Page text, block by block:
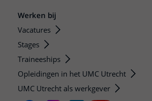
Werken bij
Vacatures
Stages
Traineeships
Opleidingen in het UMC Utrecht
UMC Utrecht als werkgever